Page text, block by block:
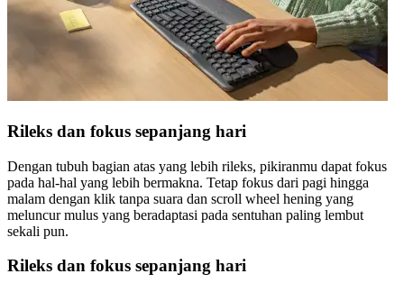
Rileks dan fokus sepanjang hari
Dengan tubuh bagian atas yang lebih rileks, pikiranmu dapat fokus
pada hal-hal yang lebih bermakna. Tetap fokus dari pagi hingga
malam dengan klik tanpa suara dan scroll wheel hening yang
meluncur mulus yang beradaptasi pada sentuhan paling lembut
sekali pun.
Rileks dan fokus sepanjang hari